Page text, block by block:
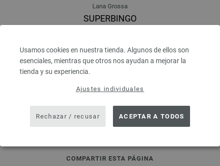
Usamos cookies en nuestra tienda. Algunos de ellos son
esenciales, mientras que otros nos ayudan a mejorar la
tienda y su experiencia.
Ajustes individuales
Rechazar / recusar ACEPTAR A TODOS
Lana Grossa
SUPERBINGO
Grosor de las agujas: 6 - 7
2,48 €RRP: 5,00 €
2,90 $
COMPARTIR ESTA PÁGINA